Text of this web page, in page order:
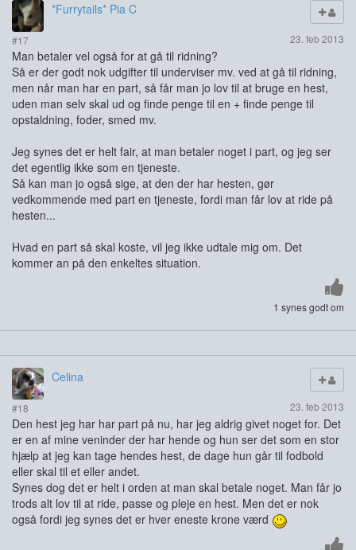
*Furrytails* Pia C
#17 23. feb 2013
Man betaler vel også for at gå til ridning?
Så er der godt nok udgifter til underviser mv. ved at gå til ridning,
men når man har en part, så får man jo lov til at bruge en hest,
uden man selv skal ud og finde penge til en + finde penge til
opstaldning, foder, smed mv.
Jeg synes det er helt fair, at man betaler noget i part, og jeg ser
det egentlig ikke som en tjeneste.
Så kan man jo også sige, at den der har hesten, gør
vedkommende med part en tjeneste, fordi man får lov at ride på
hesten...
Hvad en part så skal koste, vil jeg ikke udtale mig om. Det
kommer an på den enkeltes situation.
1 synes godt om
Celina
#18 23. feb 2013
Den hest jeg har har part på nu, har jeg aldrig givet noget for. Det
er en af mine veninder der har hende og hun ser det som en stor
hjælp at jeg kan tage hendes hest, de dage hun går til fodbold
eller skal til et eller andet.
Synes dog det er helt i orden at man skal betale noget. Man får jo
trods alt lov til at ride, passe og pleje en hest. Men det er nok
også fordi jeg synes det er hver eneste krone værd